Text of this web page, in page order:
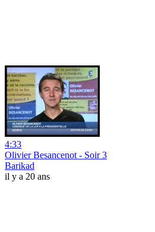
4:33
Olivier Besancenot - Soir 3
Barikad
il y a 20 ans